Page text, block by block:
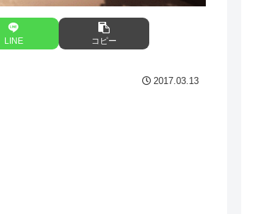
LINE コピー
2017.03.13